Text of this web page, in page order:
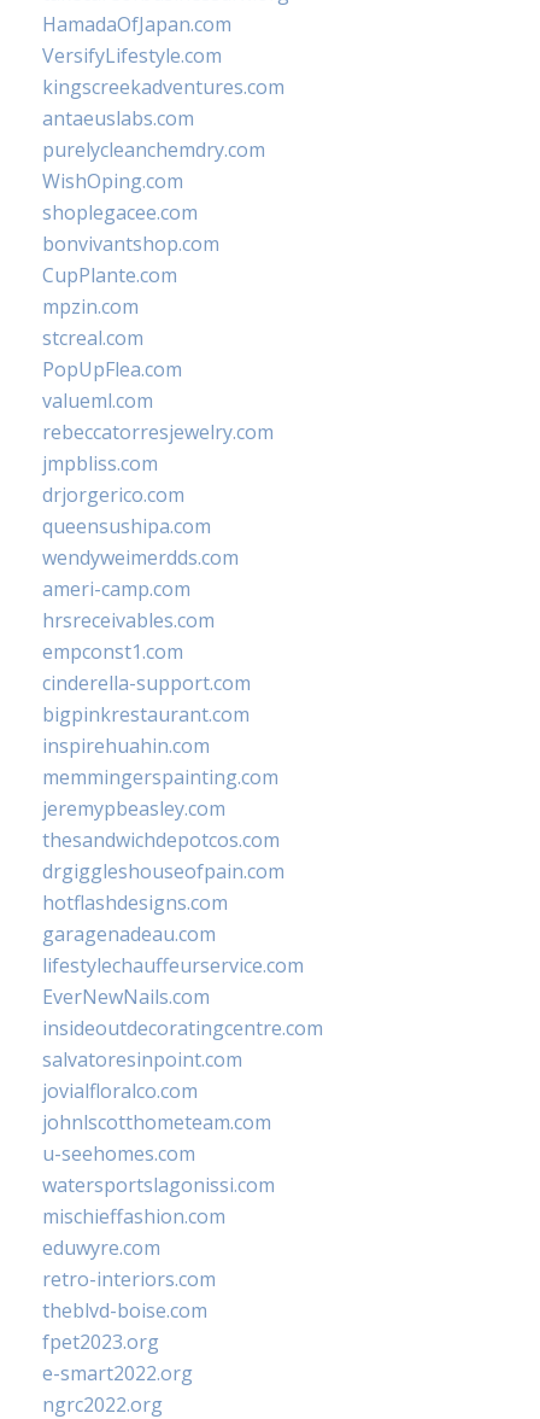
HamadaOfJapan.com
VersifyLifestyle.com
kingscreekadventures.com
antaeuslabs.com
purelycleanchemdry.com
WishOping.com
shoplegacee.com
bonvivantshop.com
CupPlante.com
mpzin.com
stcreal.com
PopUpFlea.com
valueml.com
rebeccatorresjewelry.com
jmpbliss.com
drjorgerico.com
queensushipa.com
wendyweimerdds.com
ameri-camp.com
hrsreceivables.com
empconst1.com
cinderella-support.com
bigpinkrestaurant.com
inspirehuahin.com
memmingerspainting.com
jeremypbeasley.com
thesandwichdepotcos.com
drgiggleshouseofpain.com
hotflashdesigns.com
garagenadeau.com
lifestylechauffeurservice.com
EverNewNails.com
insideoutdecoratingcentre.com
salvatoresinpoint.com
jovialfloralco.com
johnlscotthometeam.com
u-seehomes.com
watersportslagonissi.com
mischieffashion.com
eduwyre.com
retro-interiors.com
theblvd-boise.com
fpet2023.org
e-smart2022.org
ngrc2022.org